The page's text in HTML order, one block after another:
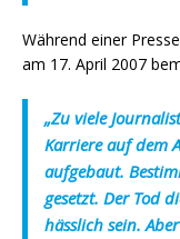
Während einer
am 17. April 2007
„Zu viele
Karriere auf dem
aufgebaut.
gesetzt. Der Tod
hässlich sein.